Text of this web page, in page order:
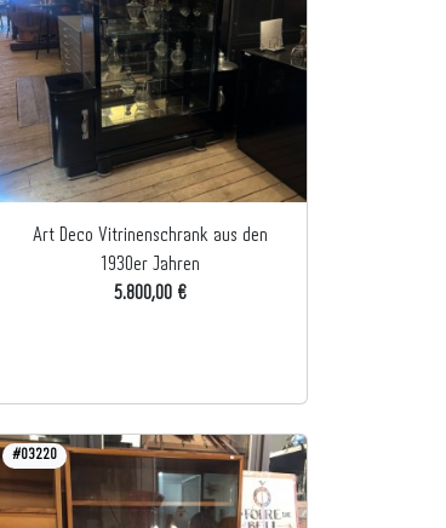
Art Deco Vitrinenschrank aus den
1930er Jahren
5.800,00 €
#03220